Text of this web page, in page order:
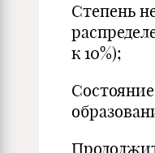
Степень
к 10%);